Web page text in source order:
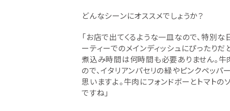
どんなシーンにオススメでしょうか？
「お店で出てくるような一皿なので、特別
ーティーでのメインディッシュにぴったり
煮込み時間は何時間も必要ありません。牛
ので、イタリアンパセリの緑やピンクペッパ
思いますよ。牛肉にフォンドボーとトマト
ですね」